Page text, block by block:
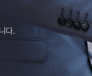
회사전경 및 오시는길